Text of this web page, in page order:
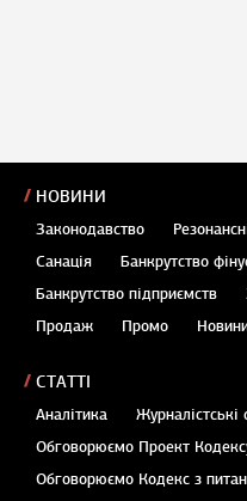
НОВИНИ
Законодавство
Санація
Банкрутство
Банкрутство підприємств
Продаж
Промо
СТАТТІ
Аналітика Журналістські
Обговорюємо Проект
Обговорюємо Кодекс з